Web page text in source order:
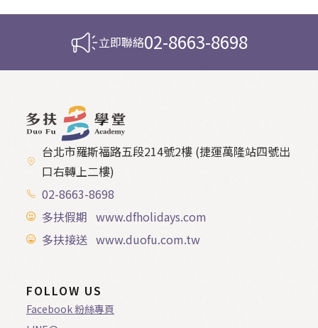
立即聯絡02-8663-8698
台北市羅斯福路五段214號2樓 (捷運萬隆站四號出
口右轉上二樓)
02-8663-8698
多扶假期 www.dfholidays.com
多扶接送 www.duofu.com.tw
FOLLOW US
Facebook 粉絲專頁